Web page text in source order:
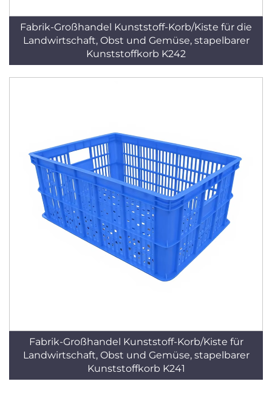
Fabrik-Großhandel Kunststoff-Korb/Kiste für die
Landwirtschaft, Obst und Gemüse, stapelbarer
Kunststoffkorb K242
Fabrik-Großhandel Kunststoff-Korb/Kiste für
Landwirtschaft, Obst und Gemüse, stapelbarer
Kunststoffkorb K241